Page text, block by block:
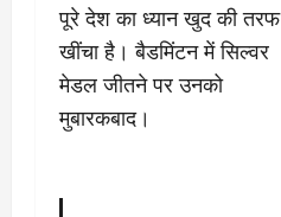
पूरे देश का ध्यान खुद की तरफ
खींचा है। बैडमिंटन में सिल्वर
मेडल जीतने पर उनको
मुबारकबाद।